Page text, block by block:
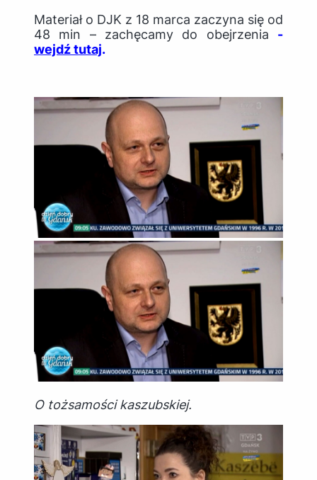
Materiał o DJK z 18 marca zaczyna się od
48 min – zachęcamy do obejrzenia -
wejdź tutaj.
O tożsamości kaszubskiej.